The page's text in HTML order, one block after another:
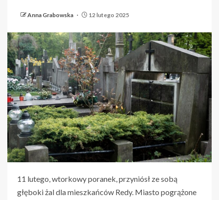
Anna Grabowska 12 lutego 2025
11 lutego, wtorkowy poranek, przyniósł ze sobą
głęboki żal dla mieszkańców Redy. Miasto pogrążone